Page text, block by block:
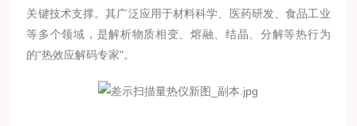
关键技术支撑。其广泛应用于材料科学、医药研发、食品工业
等多个领域，是解析物质相变、熔融、结晶、分解等热行为
的“热效应解码专家"。